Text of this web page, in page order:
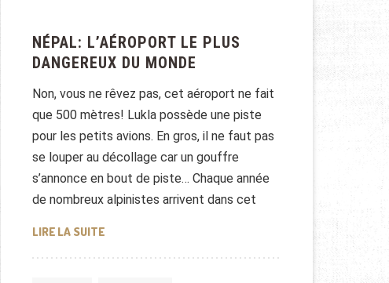
NÉPAL: L’AÉROPORT LE PLUS
DANGEREUX DU MONDE
Non, vous ne rêvez pas, cet aéroport ne fait
que 500 mètres! Lukla possède une piste
pour les petits avions. En gros, il ne faut pas
se louper au décollage car un gouffre
s’annonce en bout de piste… Chaque année
de nombreux alpinistes arrivent dans cet
LIRE LA SUITENÉPAL: L’AÉROPORT LE PLUS DANGEREUX DU MONDE